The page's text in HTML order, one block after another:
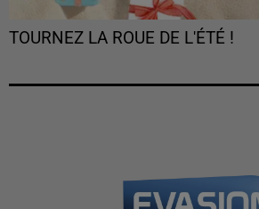
TOURNEZ LA ROUE DE L'ÉTÉ !